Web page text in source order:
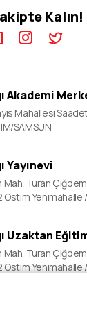
Kalın!
Akademi
Mahallesi
SAMSUN
Yayınevi
Mah. Turan
Ostim Yenimahalle
Uzaktan
Mah. Turan
Ostim Yenimahalle